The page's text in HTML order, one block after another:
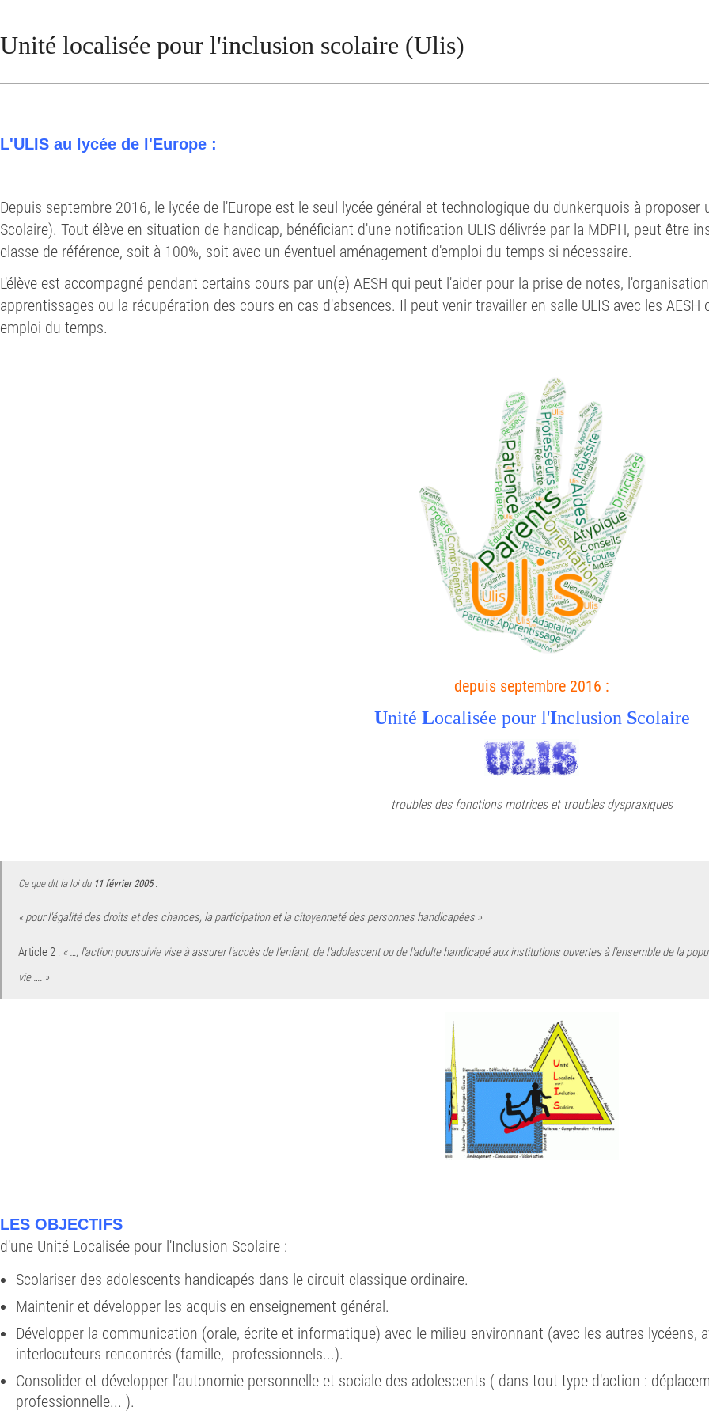
Unité localisée pour l'inclusion scolaire (Ulis)
L'ULIS au lycée de l'Europe :
Depuis septembre 2016, le lycée de l'Europe est le seul lycée général et technologique du dunkerquois à proposer
Scolaire). Tout élève en situation de handicap, bénéficiant d'une notification ULIS délivrée par la MDPH, peut être
classe de référence, soit à 100%, soit avec un éventuel aménagement d'emploi du temps si nécessaire.
L'élève est accompagné pendant certains cours par un(e) AESH qui peut l'aider pour la prise de notes,
apprentissages ou la récupération des cours en cas d'absences. Il peut venir travailler en salle ULIS avec les
emploi du temps.
depuis septembre 2016 :
Unité Localisée pour l'Inclusion Scolaire
troubles des fonctions motrices et troubles dyspraxiques
Ce que dit la loi du 11 février 2005:
« pour l'égalité des droits et des chances, la participation et la citoyenneté des personnes handicapées »
Article 2 : « …, l'action poursuivie vise à assurer l'accès del'enfant, de l'adolescent ou de l'adulte handicapé auxinstitutions ouvertes à l'ensemble de la
vie …. »
LES OBJECTIFS
d'une Unité Localisée pour l'Inclusion Scolaire :
Scolariser des adolescents handicapés dans le circuit classique ordinaire.
Maintenir et développer les acquis en enseignement général.
Développer la communication (orale, écrite et informatique) avec le milieu environnant (avec les autres lycéens,
interlocuteurs rencontrés (famille, professionnels...).
Consolider et développer l'autonomie personnelle et sociale des adolescents ( dans tout type d'action :
professionnelle... ).